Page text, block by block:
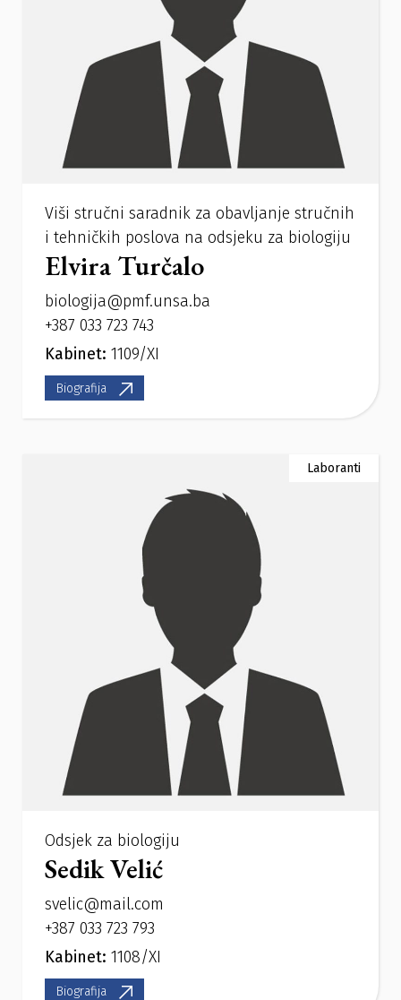
Viši stručni saradnik za obavljanje stručnih
i tehničkih poslova na odsjeku za biologiju
Elvira Turčalo
biologija@pmf.unsa.ba
+387 033 723 743
Kabinet: 1109/XI
Biografija
Laboranti
Odsjek za biologiju
Sedik Velić
svelic@mail.com
+387 033 723 793
Kabinet: 1108/XI
Biografija